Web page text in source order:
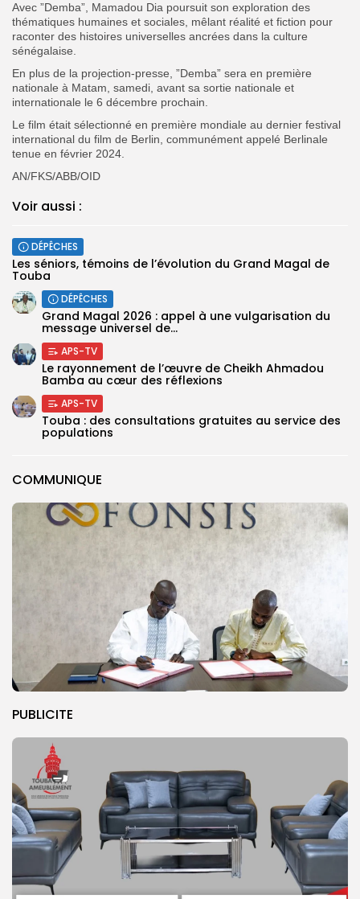
COMMUNIQUE
PUBLICITE
Avec ”Demba”, Mamadou Dia poursuit son exploration des
thématiques humaines et sociales, mêlant réalité et fiction pour
raconter des histoires universelles ancrées dans la culture
sénégalaise.
En plus de la projection-presse, ”Demba” sera en première
nationale à Matam, samedi, avant sa sortie nationale et
internationale le 6 décembre prochain.
Le film était sélectionné en première mondiale au dernier festival
international du film de Berlin, communément appelé Berlinale
tenue en février 2024.
AN/FKS/ABB/OID
Voir aussi :
DÉPÊCHES
Les séniors, témoins de l’évolution du Grand Magal de
Touba
DÉPÊCHES
Grand Magal 2026 : appel à une vulgarisation du
message universel de...
APS-TV
Le rayonnement de l’œuvre de Cheikh Ahmadou
Bamba au cœur des réflexions
APS-TV
Touba : des consultations gratuites au service des
populations